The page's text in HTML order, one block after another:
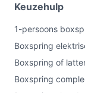
Keuzehulp
1-persoons
Boxspring
Boxspring of
Boxspring